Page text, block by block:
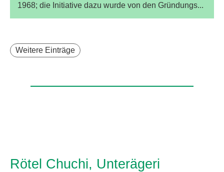
1968; die Initiative dazu wurde von den Gründungs...
Weitere Einträge
Rötel Chuchi, Unterägeri